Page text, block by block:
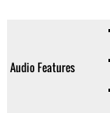
Audio Features